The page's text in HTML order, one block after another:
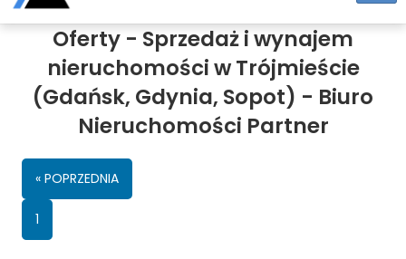
Oferty - Sprzedaż i wynajem
nieruchomości w Trójmieście
(Gdańsk, Gdynia, Sopot) - Biuro
Nieruchomości Partner
« POPRZEDNIA
1